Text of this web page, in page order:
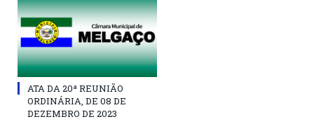
ATA DA 20ª REUNIÃO
ORDINÁRIA, DE 08 DE
DEZEMBRO DE 2023